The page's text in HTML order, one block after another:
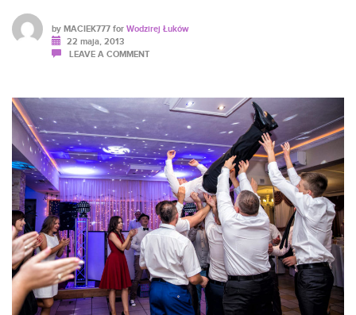
by MACIEK777 for Wodzirej Łuków
22 maja, 2013
LEAVE A COMMENT